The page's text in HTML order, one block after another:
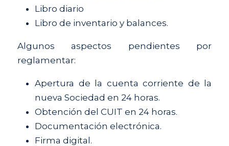
Libro diario
Libro de inventario y balances.
Algunos aspectos pendientes por
reglamentar:
Apertura de la cuenta corriente de la
nueva Sociedad en 24 horas.
Obtención del CUIT en 24 horas.
Documentación electrónica.
Firma digital.